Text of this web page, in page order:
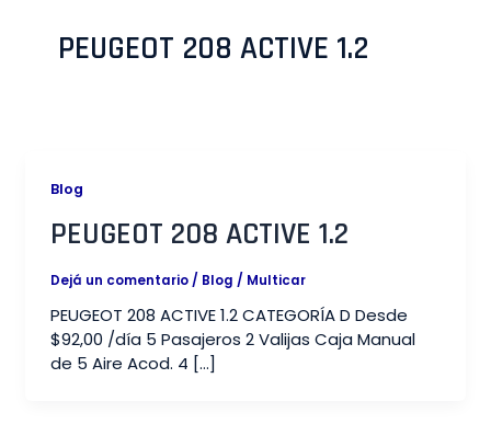
PEUGEOT 208 ACTIVE 1.2​
Blog
PEUGEOT 208 ACTIVE 1.2​
Dejá un comentario / Blog / Multicar
PEUGEOT 208 ACTIVE 1.2 CATEGORÍA D Desde
$92,00 /día 5 Pasajeros 2 Valijas Caja Manual
de 5 Aire Acod. 4 […]